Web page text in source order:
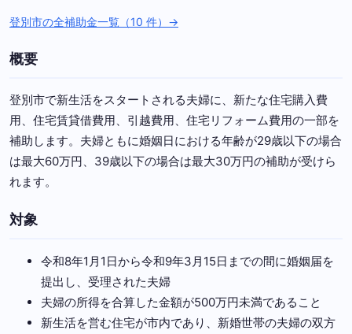
登別市の全補助金一覧（10 件）→
概要
登別市で新生活をスタートされる夫婦に、新たな住宅購入費
用、住宅賃貸借費用、引越費用、住宅リフォーム費用の一部を
補助します。夫婦ともに婚姻日における年齢が29歳以下の場合
は最大60万円、39歳以下の場合は最大30万円の補助が受けら
れます。
対象
令和8年1月1日から令和9年3月15日までの間に婚姻届を
提出し、受理された夫婦
夫婦の所得を合算した金額が500万円未満であること
新生活を営む住宅が市内であり、新婚世帯の夫婦の双方